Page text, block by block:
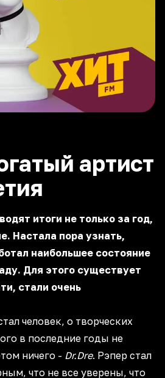
артист
итоги не только за год,
Настала пора узнать,
наибольшее состояние
Для этого существует
стали очень
человек, о творческих
в последние годы не
ничего - Dr.Dre. Рэпер стал
что не все уверены, что